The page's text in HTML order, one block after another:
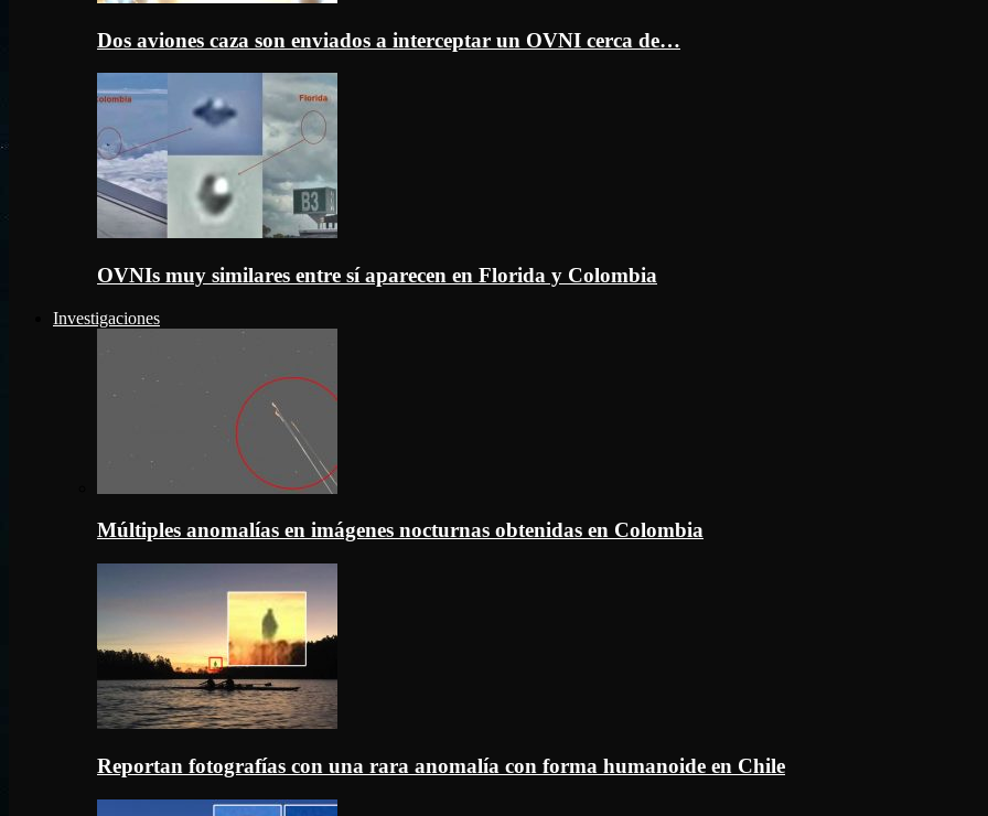
Dos aviones caza son enviados a interceptar un OVNI cerca de…
OVNIs muy similares entre sí aparecen en Florida y Colombia
Investigaciones
Múltiples anomalías en imágenes nocturnas obtenidas en Colombia
Reportan fotografías con una rara anomalía con forma humanoide en Chile